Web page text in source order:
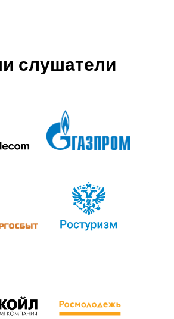
слушатели